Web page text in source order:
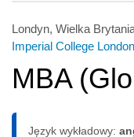
Londyn, Wielka
Imperial College London
MBA
Język wykładowy: